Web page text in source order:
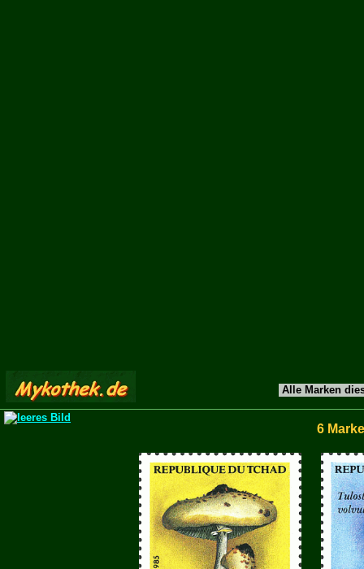
Alle Marken
6